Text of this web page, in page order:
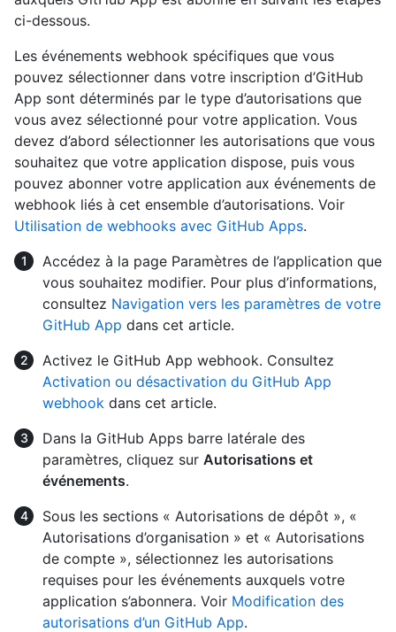
ci-dessous.
Les événements webhook spécifiques que vous
pouvez sélectionner dans votre inscription d’GitHub
App sont déterminés par le type d’autorisations que
vous avez sélectionné pour votre application. Vous
devez d’abord sélectionner les autorisations que vous
souhaitez que votre application dispose, puis vous
pouvez abonner votre application aux événements de
webhook liés à cet ensemble d’autorisations. Voir
Utilisation de webhooks avec GitHub Apps.
Accédez à la page Paramètres de l’application que
vous souhaitez modifier. Pour plus d’informations,
consultez Navigation vers les paramètres de votre
GitHub App dans cet article.
Activez le GitHub App webhook. Consultez
Activation ou désactivation du GitHub App
webhook dans cet article.
Dans la GitHub Apps barre latérale des
paramètres, cliquez sur Autorisations et
événements.
Sous les sections « Autorisations de dépôt », «
Autorisations d’organisation » et « Autorisations
de compte », sélectionnez les autorisations
requises pour les événements auxquels votre
application s’abonnera. Voir Modification des
autorisations d’un GitHub App.